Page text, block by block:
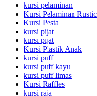
kursi pelaminan
Kursi Pelaminan Rustic
Kursi Pesta
kursi pijat
kursi pijat
Kursi Plastik Anak
kursi puff
kursi puff kayu
kursi puff limas
Kursi Raffles
kursi raja